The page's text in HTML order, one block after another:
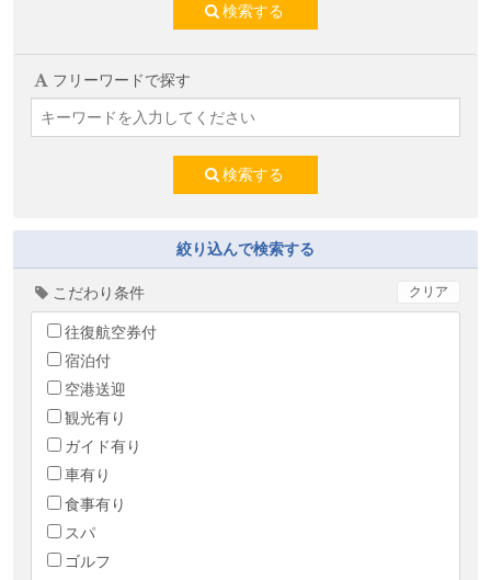
検索する
フリーワードで探す
検索する
絞り込んで検索する
こだわり条件 クリア
往復航空券付
宿泊付
空港送迎
観光有り
ガイド有り
車有り
食事有り
スパ
ゴルフ